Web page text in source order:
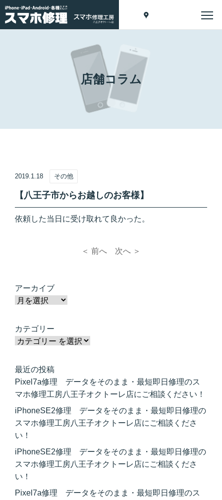
店舗コラム
2019.1.18 その他
【八王子市からお越しのお客様】
依頼した当日に受け取れて良かった。
＜ 前へ 次へ ＞
アーカイブ
カテゴリー
最近の投稿
Pixel7a修理 データをそのまま・最短即日修理のス
マホ修理工房八王子オクトーレ店にご相談ください！
iPhoneSE2修理 データをそのまま・最短即日修理の
スマホ修理工房八王子オクトーレ店にご相談くださ
い！
iPhoneSE2修理 データをそのまま・最短即日修理の
スマホ修理工房八王子オクトーレ店にご相談くださ
い！
Pixel7a修理 データをそのまま・最短即日修理のス